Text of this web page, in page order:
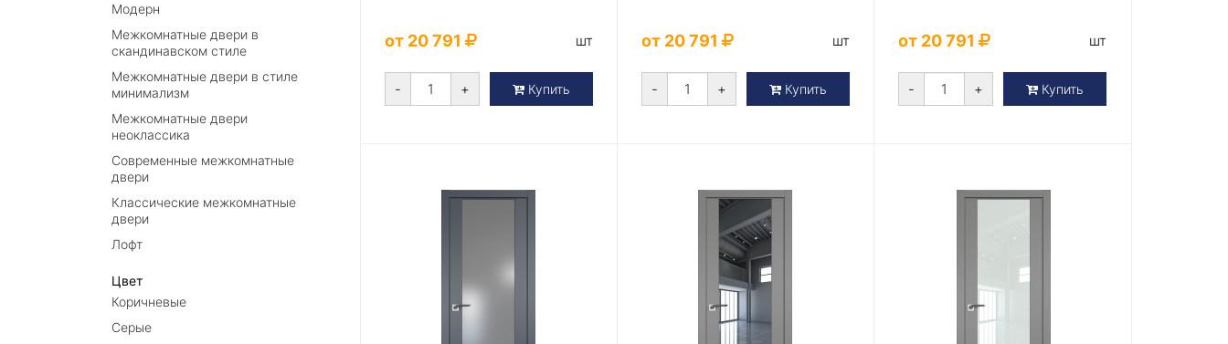
Модерн
Межкомнатные двери в
скандинавском стиле
Межкомнатные двери в стиле
минимализм
Межкомнатные двери
неоклассика
Современные межкомнатные
двери
Классические межкомнатные
двери
Лофт
Цвет
Коричневые
Серые
от 20 791 шт
- + Купить
от 20 791 шт
- + Купить
от 20 791 шт
- + Купить